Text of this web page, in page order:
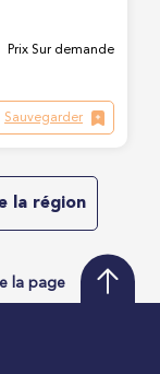
Prix Sur demande
Sauvegarder
la région
la page